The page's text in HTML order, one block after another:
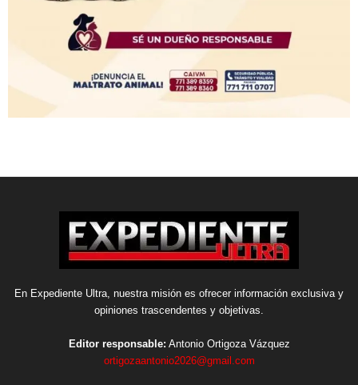
En Expediente Ultra, nuestra misión es ofrecer información exclusiva y
opiniones trascendentes y objetivas.
Editor responsable: Antonio Ortigoza Vázquez
ortigozaantonio2026@gmail.com